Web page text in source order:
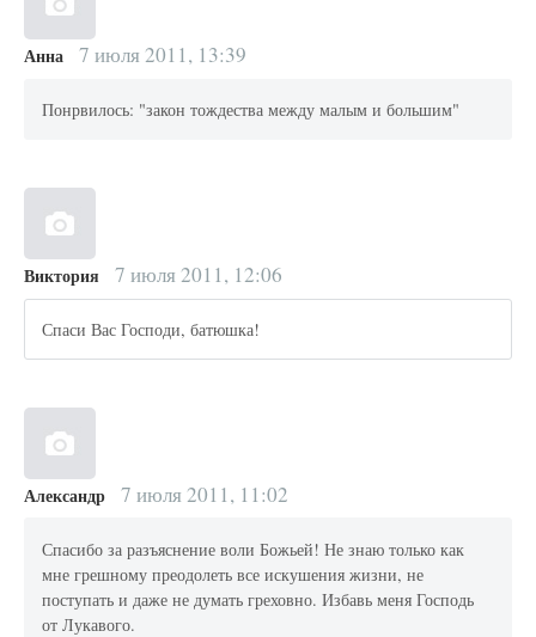
Анна 7 июля 2011, 13:39
Понрвилось: "закон тождества между малым и большим"
Виктория 7 июля 2011, 12:06
Спаси Вас Господи, батюшка!
Александр 7 июля 2011, 11:02
Спасибо за разъяснение воли Божьей! Не знаю только как
мне грешному преодолеть все искушения жизни, не
поступать и даже не думать греховно. Избавь меня Господь
от Лукавого.